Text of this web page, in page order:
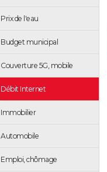
Prix de l'eau
Budget municipal
Couverture 5G, mobile
Débit Internet
Immobilier
Automobile
Emploi, chômage